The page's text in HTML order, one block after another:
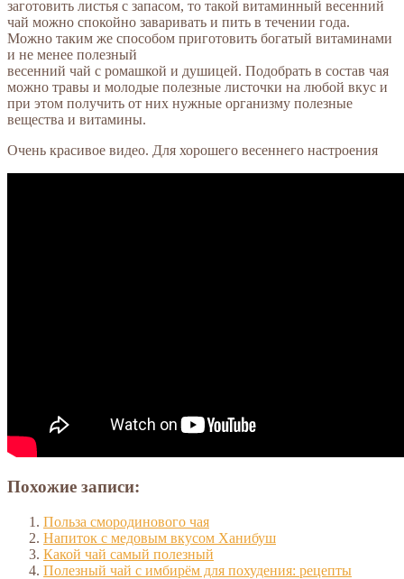
заготовить листья с запасом, то такой витаминный весенний
чай можно спокойно заваривать и пить в течении года.
Можно таким же способом приготовить богатый витаминами
и не менее полезный
весенний чай с ромашкой и душицей. Подобрать в состав чая
можно травы и молодые полезные листочки на любой вкус и
при этом получить от них нужные организму полезные
вещества и витамины.
Очень красивое видео. Для хорошего весеннего настроения
Похожие записи:
Польза смородинового чая
Напиток с медовым вкусом Ханибуш
Какой чай самый полезный
Полезный чай с имбирём для похудения: рецепты